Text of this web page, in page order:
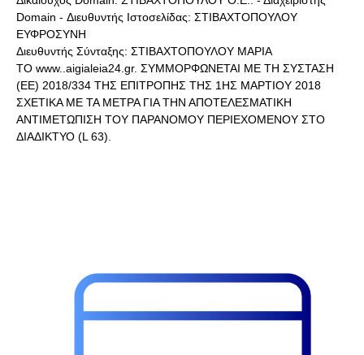
Domain - Διευθυντής Ιστοσελίδας: ΣΤΙΒΑΧΤΟΠΟΥΛΟΥ
ΕΥΦΡΟΣΥΝΗ
Διευθυντής Σύνταξης: ΣΤΙΒΑΧΤΟΠΟΥΛΟΥ ΜΑΡΙΑ
ΤΟ www..aigialeia24.gr. ΣΥΜΜΟΡΦΩΝΕΤΑΙ ΜΕ ΤΗ ΣΥΣΤΑΣΗ
(ΕΕ) 2018/334 ΤΗΣ ΕΠΙΤΡΟΠΗΣ ΤΗΣ 1ΗΣ ΜΑΡΤΙΟΥ 2018
ΣΧΕΤΙΚΑ ΜΕ ΤΑ ΜΕΤΡΑ ΓΙΑ ΤΗΝ ΑΠΟΤΕΛΕΣΜΑΤΙΚΗ
ΑΝΤΙΜΕΤΩΠΙΣΗ ΤΟΥ ΠΑΡΑΝΟΜΟΥ ΠΕΡΙΕΧΟΜΕΝΟΥ ΣΤΟ
ΔΙΑΔΙΚΤΥΟ (L 63).